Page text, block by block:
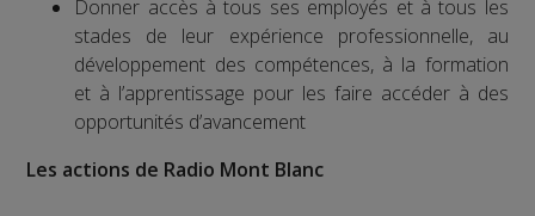
Donner accès à tous ses employés et à tous les
stades de leur expérience professionnelle, au
développement des compétences, à la formation
et à l’apprentissage pour les faire accéder à des
opportunités d’avancement
Les actions de Radio Mont Blanc